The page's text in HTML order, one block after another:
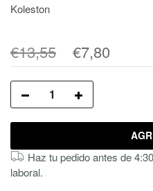
Koleston
€13,55 €7,80
Haz tu pedido antes de
laboral.